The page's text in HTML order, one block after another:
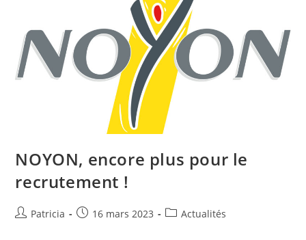
NOYON, encore plus pour le
recrutement !
Patricia 16 mars 2023 Actualités